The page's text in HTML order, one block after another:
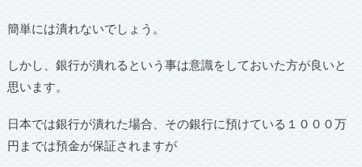
簡単には潰れないでしょう。
しかし、銀行が潰れるという事は意識をしておいた方が良いと
思います。
日本では銀行が潰れた場合、その銀行に預けている１０００万
円までは預金が保証されますが